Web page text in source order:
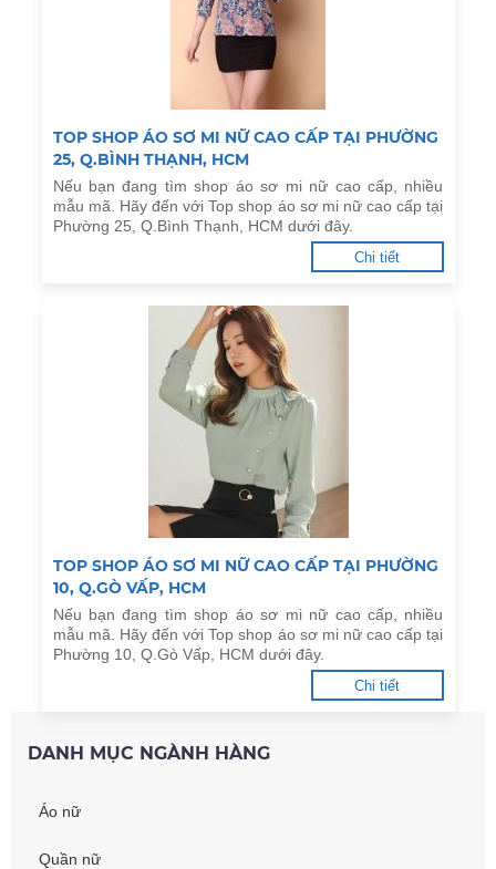
TOP SHOP ÁO SƠ MI NỮ CAO CẤP TẠI PHƯỜNG
25, Q.BÌNH THẠNH, HCM
Nếu bạn đang tìm shop áo sơ mi nữ cao cấp, nhiều
mẫu mã. Hãy đến với Top shop áo sơ mi nữ cao cấp tại
Phường 25, Q.Bình Thạnh, HCM dưới đây.
Chi tiết
TOP SHOP ÁO SƠ MI NỮ CAO CẤP TẠI PHƯỜNG
10, Q.GÒ VẤP, HCM
Nếu bạn đang tìm shop áo sơ mi nữ cao cấp, nhiều
mẫu mã. Hãy đến với Top shop áo sơ mi nữ cao cấp tại
Phường 10, Q.Gò Vấp, HCM dưới đây.
Chi tiết
DANH MỤC NGÀNH HÀNG
Áo nữ
Quần nữ